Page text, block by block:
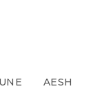
AESH